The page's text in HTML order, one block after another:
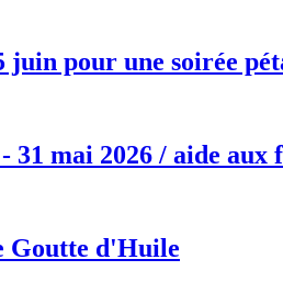
juin pour une soirée
31 mai 2026 / aide
Goutte d'Huile